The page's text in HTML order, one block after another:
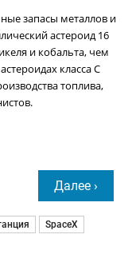
запасы металлов и
астероид 16
и кобальта, чем
класса C
топлива,
Далее ›
SpaceX